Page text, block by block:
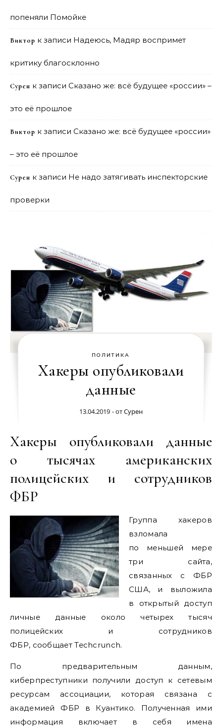
попеняли Помойке
Виктор к записи Надеюсь, Мадяр воспримет
критику благосклонно
Сурен к записи Сказано же: всё будущее «россии» –
это её прошлое
Виктор к записи Сказано же: всё будущее «россии»
– это её прошлое
Сурен к записи Не надо затягивать инспекторские
проверки
ПОЛИТИКА
Хакеры опубликовали
данные
13.04.2019 - отСурен
Хакеры опубликовали данные
о тысячах американских
полицейских и сотрудников
ФБР
Группа хакеров
взломала
по меньшей мере
три сайта,
связанных с ФБР
США, и выложила
в открытый доступ
личные данные около четырех тысяч
полицейских и сотрудников
ФБР, сообщает Techcrunch.
По предварительным данным,
киберпреступники получили доступ к сетевым
ресурсам ассоциации, которая связана с
академией ФБР в Куантико. Полученная ими
информация включает в себя имена